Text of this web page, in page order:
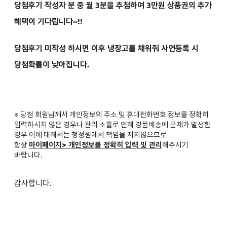
당첨후기 작성자 분 중 월 3분을 추첨하여 3만원 상품권의 추가
혜택이 기다립니다~!!
당첨후기 미작성 하시면 이후 냉장고를 채워줘 사연등록 시
당첨확률이 낮아집니다.
※ 당첨 회원님께서 개인정보의 주소 및 휴대전화번호 정보를 정확히
입력하시지 않은 경우나 관리 소홀로 인해 경품배송에 문제가 발생한
경우 이에 대해서는 청정원에서 책임을 지지않으므로
항상 마이페이지> 개인정보를 정확히 입력 및 관리 해주시기
바랍니다.
감사합니다.